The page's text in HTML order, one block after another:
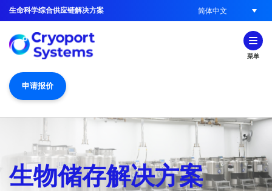
生命科学综合供应链解决方案 简体中文
菜单
申请报价
生物储存解决方案